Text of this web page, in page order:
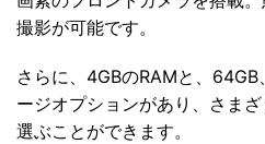
撮影が可能です。
さらに、4GBのRAMと、
ージオプションがあり、さま
選ぶことができます。